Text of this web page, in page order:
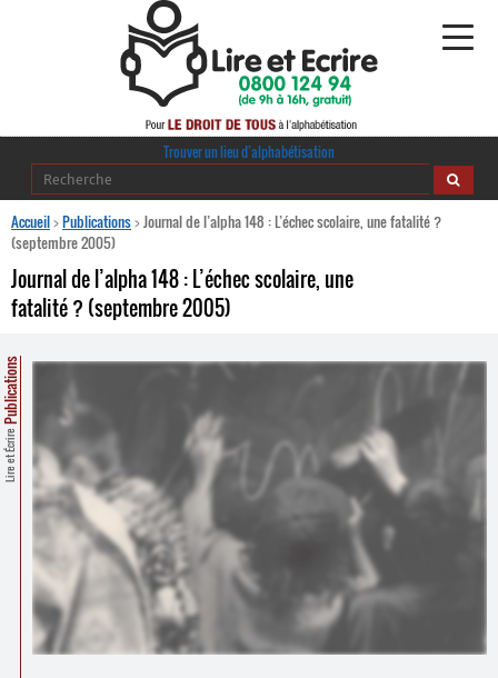
Alphabétisation
Regards croisés
Ressources pédagogiques
Comprendre et parler
Bienvenue en Belgique
Espace presse
Contacts
Trouver un lieu d’alphabétisation
Trouver un lieu d’alphabétisation
Accueil>Publications>Journal de l’alpha 148 : L’échec scolaire, une fatalité ?
(septembre 2005)
Journal de l’alpha 148 : L’échec scolaire, une
fatalité ? (septembre 2005)
Lire et Écrire
Publications